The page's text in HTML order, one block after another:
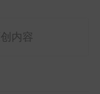
内容